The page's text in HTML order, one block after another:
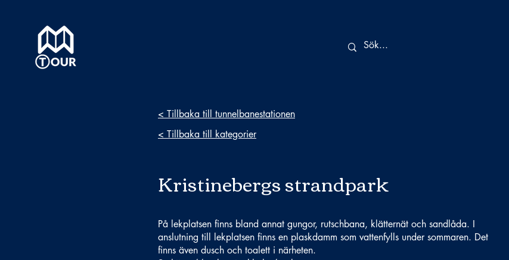
< Tillbaka till tunnelbanestationen
< Tillbaka till kategorier
Kristinebergs strandpark
På lekplatsen finns bland annat gungor, rutschbana, klätternät och sandlåda. I
anslutning till lekplatsen finns en plaskdamm som vattenfylls under sommaren. Det
finns även dusch och toalett i närheten.